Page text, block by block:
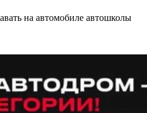
на автомобиле автошколы